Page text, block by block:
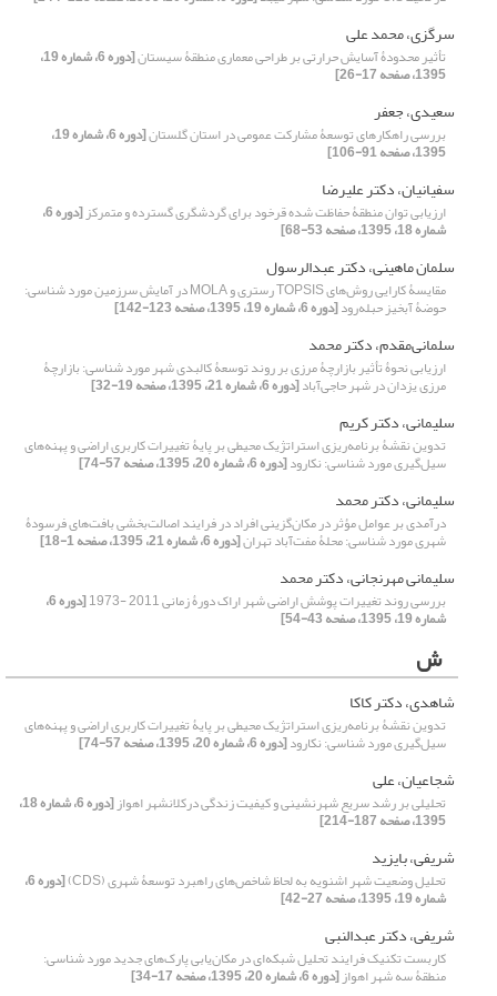
سرگزی، محمد علی
تأثیر محدودۀ آسایش حرارتی بر طراحی معماری منطقۀ سیستان [دوره 6، شماره 19،
1395، صفحه 17-26]
سعیدی، جعفر
بررسی راهکارهای توسعۀ مشارکت عمومی در استان گلستان [دوره 6، شماره 19،
1395، صفحه 91-106]
سفیانیان، دکتر علیرضا
ارزیابی توان منطقۀ حفاظت شده قرخود برای گردشگری گسترده و متمرکز [دوره 6،
شماره 18، 1395، صفحه 53-68]
سلمان ماهینی، دکتر عبدالرسول
مقایسۀ کارایی روش‌های TOPSIS رستری و MOLA در آمایش سرزمین مورد شناسی:
حوضۀ آبخیز حبله‌رود[دوره 6، شماره 19، 1395، صفحه 123-142]
سلمانی‌مقدم، دکتر محمد
ارزیابی نحوۀ تأثیر بازارچۀ مرزی بر روند توسعۀ کالبدی شهر مورد شناسی: بازارچۀ
مرزی یزدان در شهر حاجی‌آباد[دوره 6، شماره 21، 1395، صفحه 19-32]
سلیمانی، دکتر کریم
تدوین نقشۀ برنامه‌ریزی استراتژیک محیطی بر پایۀ تغییرات کاربری اراضی و پهنه‌های
سیل‌گیری مورد شناسی: نکارود[دوره 6، شماره 20، 1395، صفحه 57-74]
سلیمانی، دکتر محمد
درآمدی بر عوامل مؤثر در مکان‌گزینی افراد در فرایند اصالت‌بخشی بافت‌های فرسودۀ
شهری مورد شناسی: محلۀ مفت‌آباد‌ تهران[دوره 6، شماره 21، 1395، صفحه 1-18]
سلیمانی مهرنجانی، دکتر محمد
بررسی روند تغییرات پوشش اراضی شهر اراک دورۀ زمانی 2011 -1973 [دوره 6،
شماره 19، 1395، صفحه 43-54]
ش
شاهدی، دکتر کاکا
تدوین نقشۀ برنامه‌ریزی استراتژیک محیطی بر پایۀ تغییرات کاربری اراضی و پهنه‌های
سیل‌گیری مورد شناسی: نکارود[دوره 6، شماره 20، 1395، صفحه 57-74]
شجاعیان، علی
تحلیلی بر رشد سریع شهرنشینی و کیفیت زندگی درکلانشهر اهواز [دوره 6، شماره 18،
1395، صفحه 187-214]
شریفی، بایزید
تحلیل وضعیت شهر اشنویه به لحاظ شاخص‌های راهبرد توسعۀ شهری (CDS) [دوره 6،
شماره 19، 1395، صفحه 27-42]
شریفی، دکتر عبدالنبی
کاربست تکنیک فرایند تحلیل شبکه‌ای در مکان‌یابی پارک‌‌های جدید مورد شناسی:
منطقۀ سه شهر اهواز[دوره 6، شماره 20، 1395، صفحه 17-34]